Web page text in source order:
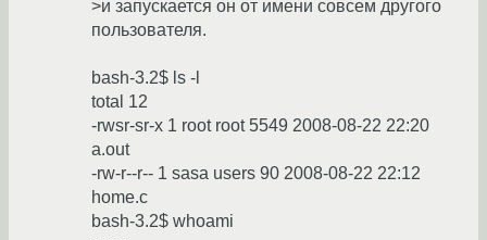
>и запускается он от имени совсем другого
пользователя.
bash-3.2$ ls -l
total 12
-rwsr-sr-x 1 root root 5549 2008-08-22 22:20
a.out
-rw-r--r-- 1 sasa users 90 2008-08-22 22:12
home.c
bash-3.2$ whoami